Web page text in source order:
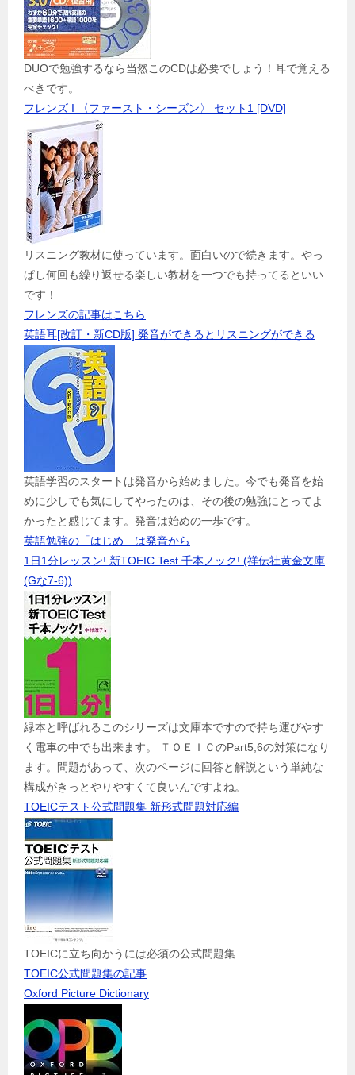
DUOで勉強するなら当然このCDは必要でしょう！耳で覚える
べきです。
フレンズ I 〈ファースト・シーズン〉 セット1 [DVD]
リスニング教材に使っています。面白いので続きます。やっ
ぱし何回も繰り返せる楽しい教材を一つでも持ってるといい
です！
フレンズの記事はこちら
英語耳[改訂・新CD版] 発音ができるとリスニングができる
英語学習のスタートは発音から始めました。今でも発音を始
めに少しでも気にしてやったのは、その後の勉強にとってよ
かったと感じてます。発音は始めの一歩です。
英語勉強の「はじめ」は発音から
1日1分レッスン! 新TOEIC Test 千本ノック! (祥伝社黄金文庫
(Gな7-6))
緑本と呼ばれるこのシリーズは文庫本ですので持ち運びやす
く電車の中でも出来ます。 ＴＯＥＩＣのPart5,6の対策になり
ます。問題があって、次のページに回答と解説という単純な
構成がきっとやりやすくて良いんですよね。
TOEICテスト公式問題集 新形式問題対応編
TOEICに立ち向かうには必須の公式問題集
TOEIC公式問題集の記事
Oxford Picture Dictionary